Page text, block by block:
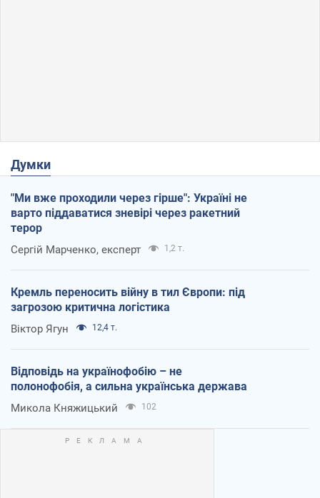
Думки
"Ми вже проходили через гірше": Україні не
варто піддаватися зневірі через ракетний
терор
Сергій Марченко, експерт 1,2 т.
Кремль переносить війну в тил Європи: під
загрозою критична логістика
Віктор Ягун 12,4 т.
Відповідь на українофобію – не
полонофобія, а сильна українська держава
Микола Княжицький 102